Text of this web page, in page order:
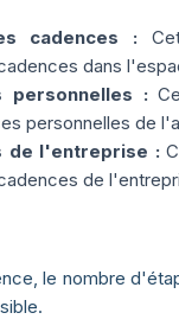
cadences :
dans
personnelles :
personnelles de
de l'entreprise :
de
le nombre